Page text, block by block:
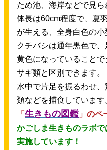
ため池 海岸などで見ら
体長は60cm程度で、 夏羽
が生 える、 全身白色の小
クチバシは通年黒色で、
黄色になっていること
サギ類と 区別 できます。
水中で片足 を振るわせ、
類などを捕食 しています
「 生きもの図鑑 」のペ
かごしま生きものラボで
実施しています！